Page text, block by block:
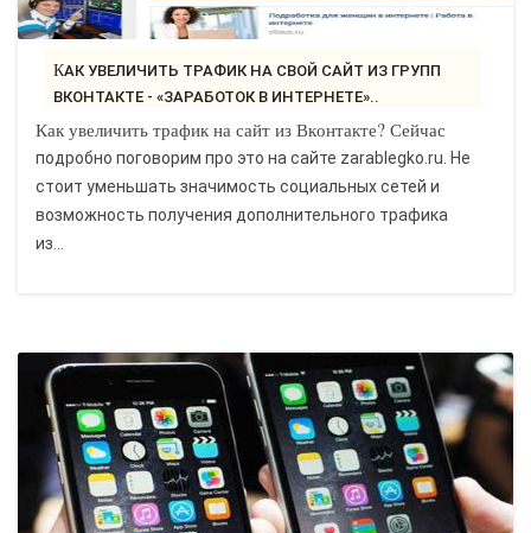
КАК УВЕЛИЧИТЬ ТРАФИК НА СВОЙ САЙТ ИЗ ГРУПП
ВКОНТАКТЕ - «ЗАРАБОТОК В ИНТЕРНЕТЕ»..
Как увеличить трафик на сайт из Вконтакте? Сейчас
подробно поговорим про это на сайте zarablegko.ru. Не
стоит уменьшать значимость социальных сетей и
возможность получения дополнительного трафика
из...